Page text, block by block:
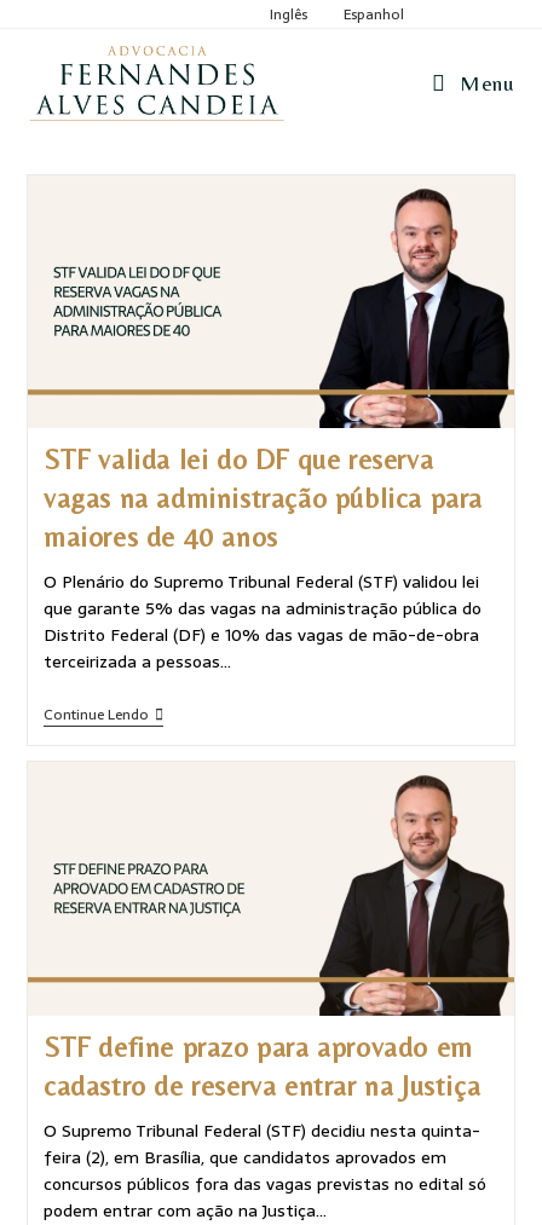
Inglês Espanhol
Menu
STF valida lei do DF que reserva
vagas na administração pública para
maiores de 40 anos
O Plenário do Supremo Tribunal Federal (STF) validou lei
que garante 5% das vagas na administração pública do
Distrito Federal (DF) e 10% das vagas de mão-de-obra
terceirizada a pessoas…
Continue Lendo
STF define prazo para aprovado em
cadastro de reserva entrar na Justiça
O Supremo Tribunal Federal (STF) decidiu nesta quinta-
feira (2), em Brasília, que candidatos aprovados em
concursos públicos fora das vagas previstas no edital só
podem entrar com ação na Justiça…